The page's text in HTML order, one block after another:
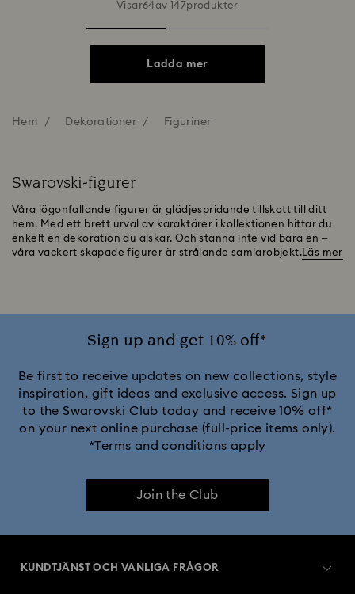
Visar64av 147produkter
Ladda mer
Hem Dekorationer Figuriner
Swarovski-figurer
Våra iögonfallande figurer är glädjespridande tillskott till ditt
hem. Med ett brett urval av karaktärer i kollektionen hittar du
enkelt en dekoration du älskar. Och stanna inte vid bara en –
våra vackert skapade figurer är strålande samlarobjekt.Läs mer
Sign up and get 10% off*
Be first to receive updates on new collections, style
inspiration, gift ideas and exclusive access. Sign up
to the Swarovski Club today and receive 10% off*
on your next online purchase (full-price items only).
*Terms and conditions apply
Join the Club
KUNDTJÄNST OCH VANLIGA FRÅGOR